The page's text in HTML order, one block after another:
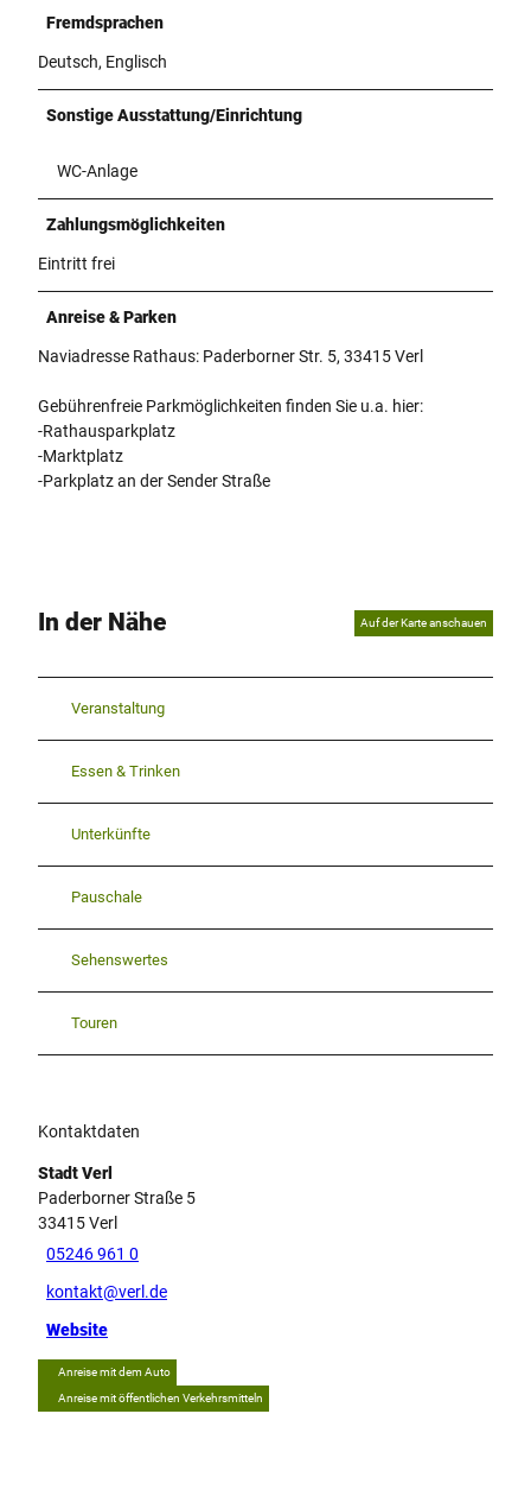
Fremdsprachen
Deutsch, Englisch
Sonstige Ausstattung/Einrichtung
WC-Anlage
Zahlungsmöglichkeiten
Eintritt frei
Anreise & Parken
Naviadresse Rathaus: Paderborner Str. 5, 33415 Verl
Gebührenfreie Parkmöglichkeiten finden Sie u.a. hier:
-Rathausparkplatz
-Marktplatz
-Parkplatz an der Sender Straße
In der Nähe Auf der Karte anschauen
Veranstaltung
Essen & Trinken
Unterkünfte
Pauschale
Sehenswertes
Touren
Kontaktdaten
Stadt Verl
Paderborner Straße 5
33415Verl
05246 961 0
kontakt@verl.de
Website
Anreise mit dem Auto
Anreise mit öffentlichen Verkehrsmitteln